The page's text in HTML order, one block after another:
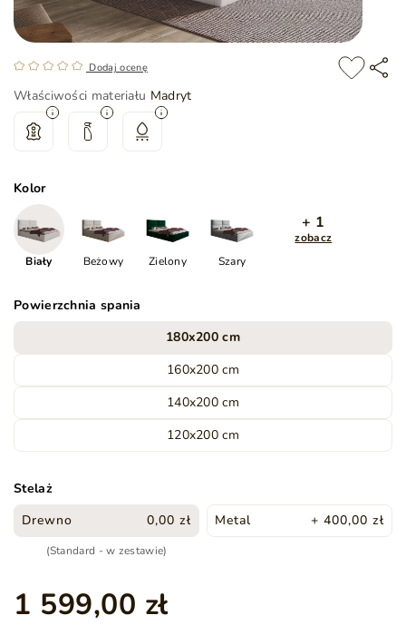
Dodaj ocenę
Właściwości materiału Madryt
Kolor
Biały Beżowy Zielony Szary
+ 1
zobacz
Powierzchnia spania
180x200 cm
160x200 cm
140x200 cm
120x200 cm
Stelaż
Drewno
0,00 zł
(Standard - w zestawie)
Metal + 400,00 zł
1 599,00 zł